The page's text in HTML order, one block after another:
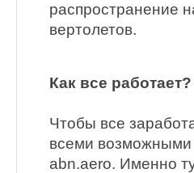
распространение
вертолетов.
Как все работает?
Чтобы все
всеми возможными
abn.aero. Именно